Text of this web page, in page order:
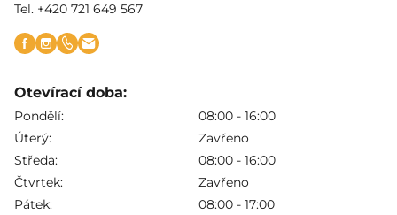
Tel. +420 721 649 567
Otevírací doba:
Pondělí:
08:00 - 16:00
Úterý:
Zavřeno
Středa:
08:00 - 16:00
Čtvrtek:
Zavřeno
Pátek:
08:00 - 17:00